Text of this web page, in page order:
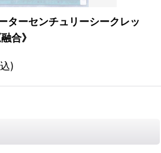
ターセンチュリーシークレッ
合》
)